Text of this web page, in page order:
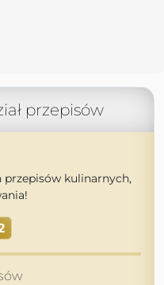
przepisów
przepisów kulinarnych,